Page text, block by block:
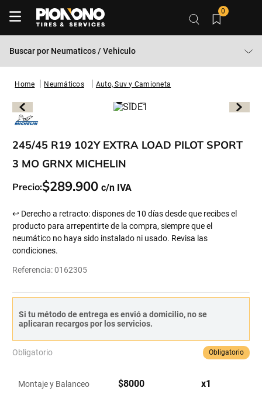
0
Buscar por Neumaticos / Vehiculo
Neumáticos Auto, Suv y Camioneta
245/45 R19 102Y EXTRA LOAD PILOT SPORT
3 MO GRNX MICHELIN
Precio:$289.900
↩ Derecho a retracto: dispones de 10 días desde que recibes el
producto para arrepentirte de la compra, siempre que el
neumático no haya sido instalado ni usado. Revisa las
condiciones.
Referencia:0162305
Si tu método de entrega es envió a domicilio, no se
aplicaran recargos por los servicios.
Obligatorio Obligatorio
Montaje y Balanceo $8000 x1